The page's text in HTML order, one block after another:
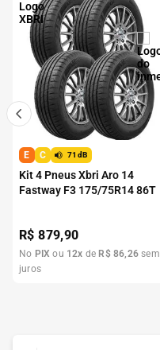
E C 71dB
Kit 4 Pneus Xbri Aro 14
Fastway F3 175/75R14 86T
R$879,90
No PIX ou 12x de R$ 86,26 sem
juros